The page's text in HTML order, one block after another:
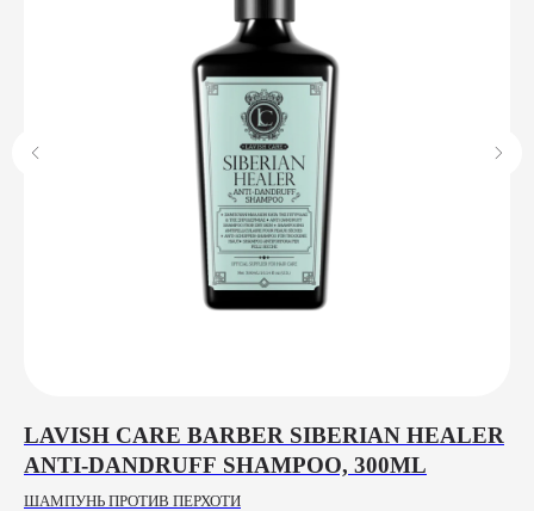
LAVISH CARE BARBER SIBERIAN HEALER
ANTI-DANDRUFF SHAMPOO, 300ML
ШАМПУНЬ ПРОТИВ ПЕРХОТИ